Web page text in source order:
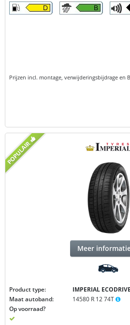
Prijzen incl. montage, verwijderingsbijdrage en
Meer
Product type:
IMPERIAL
Maat autoband:
14580 R 12 74T
Op voorraad?